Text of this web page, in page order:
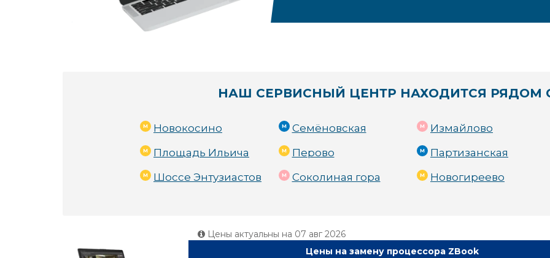
НАШ СЕРВИСНЫЙ ЦЕНТР НАХОДИТСЯ РЯДОМ
Новокосино
Площадь Ильича
Шоссе Энтузиастов
Семёновская
Перово
Соколиная гора
Измайлово
Партизанская
Новогиреево
Цены актуальны на 07 авг 2026
Цены на замену процессора ZBook